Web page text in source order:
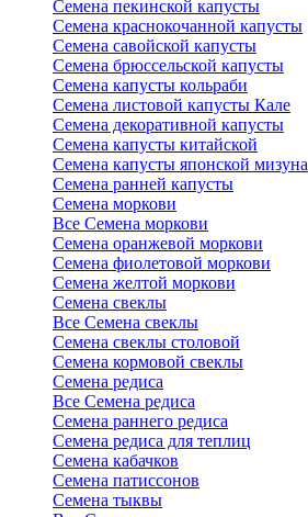
Семена пекинской капусты
Семена краснокочанной капусты
Семена савойской капусты
Семена брюссельской капусты
Семена капусты кольраби
Семена листовой капусты Кале
Семена декоративной капусты
Семена капусты китайской
Семена капусты японской мизуна
Семена ранней капусты
Семена моркови
Все Семена моркови
Семена оранжевой моркови
Семена фиолетовой моркови
Семена желтой моркови
Семена свеклы
Все Семена свеклы
Семена свеклы столовой
Семена кормовой свеклы
Семена редиса
Все Семена редиса
Семена раннего редиса
Семена редиса для теплиц
Семена кабачков
Семена патиссонов
Семена тыквы